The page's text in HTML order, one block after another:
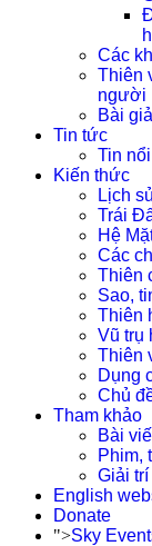
Các
Thiên
người
Bài
Tin tức
Tin
Kiến thức
Lịch
Trái
Hệ
Các
Thiên
Sao,
Thiên
Vũ trụ
Thiên
Dụng
Chủ
Tham khảo
Bài
Phim,
Giải trí
English
Donate
">Sky